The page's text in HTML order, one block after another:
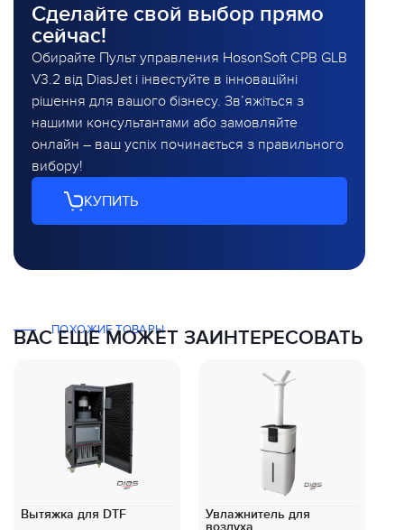
Сделайте свой выбор прямо
сейчас!
Обирайте Пульт управления HosonSoft CPB GLB
V3.2 від DiasJet і інвестуйте в інноваційні
рішення для вашого бізнесу. Зв’яжіться з
нашими консультантами або замовляйте
онлайн – ваш успіх починається з правильного
вибору!
КУПИТЬ
ПОХОЖИЕ ТОВАРЫ
ВАС ЕЩЕ МОЖЕТ ЗАИНТЕРЕСОВАТЬ
Вытяжка для DTF
Увлажнитель для